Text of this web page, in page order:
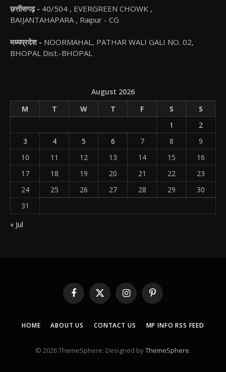
छत्तीसगढ़ - 40/504 , EVERGREEN CHOWK ,
BAIJANTAHAPARA , Raipur - CG
मध्यप्रदेश - NOORMAHAL, PATHAR WALI GALI NO. 02,
BHOPAL Dist.-BHOPAL
August 2026
M
T W T F S
S
1
2
3
4 5 6 7 8
9
10
11 12 13 14 15
16
17
18 19 20 21 22
23
24
25 26 27 28 29
30
31
« Jul
Facebook
X
(Twitter)
InstagramPinterest
HOME ABOUT US CONTACT US MP INFO RSS FEED
© 2026 ThemeSphere. Designed byThemeSphere.